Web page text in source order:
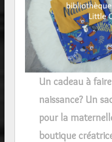
Un cadeau à
naissance? Un
pour la
boutique